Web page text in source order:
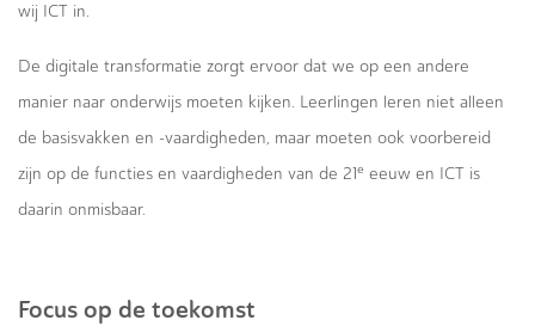
wij ICT in.
De digitale transformatie zorgt ervoor dat we op een andere
manier naar onderwijs moeten kijken. Leerlingen leren niet alleen
de basisvakken en -vaardigheden, maar moeten ook voorbereid
zijn op de functies en vaardigheden van de 21e eeuw en ICT is
daarin onmisbaar.
Focus op de toekomst